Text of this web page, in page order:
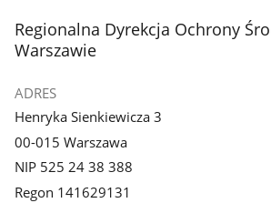
stopka
Regionalna Dyrekcja Ochrony
Warszawie
ADRES
Henryka Sienkiewicza 3
00-015 Warszawa
NIP 525 24 38 388
Regon 141629131